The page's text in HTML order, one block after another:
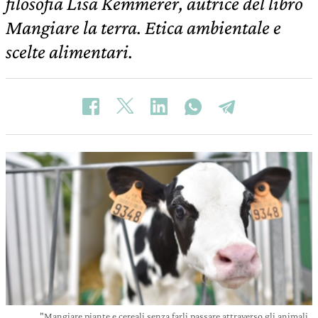
Mangiare la terra. Etica ambientale e
scelte alimentari.